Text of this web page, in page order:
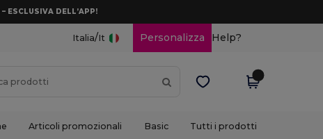
ESCLUSIVA DELL’APP!
Italia/It Personalizza Help?
Articoli promozionali Basic Tutti i prodotti